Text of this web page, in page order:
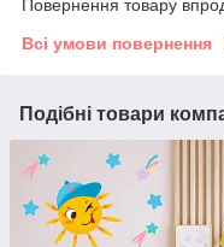
Повернення товару
Всі умови повернення
Подібні товари